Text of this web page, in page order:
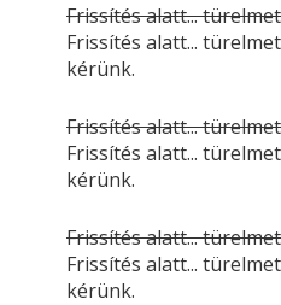
Frissítés alatt...
Frissítés alatt...
kérünk.
Frissítés alatt...
Frissítés alatt...
kérünk.
Frissítés alatt...
Frissítés alatt...
kérünk.